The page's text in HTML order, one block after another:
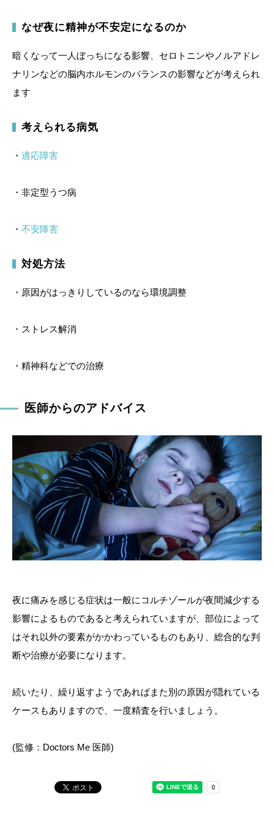
なぜ夜に精神が不安定になるのか
暗くなって一人ぼっちになる影響、セロトニンやノルアドレ
ナリンなどの脳内ホルモンのバランスの影響などが考えられ
ます
考えられる病気
・ 適応障害
・非定型うつ病
・ 不安障害
対処方法
・原因がはっきりしているのなら環境調整
・ストレス解消
・精神科などでの治療
医師からのアドバイス
夜に痛みを感じる症状は一般にコルチゾールが夜間減少する
影響によるものであると考えられていますが、部位によって
はそれ以外の要素がかかわっているものもあり、総合的な判
断や治療が必要になります。
続いたり、繰り返すようであればまた別の原因が隠れている
ケースもありますので、一度精査を行いましょう。
(監修：Doctors Me 医師)